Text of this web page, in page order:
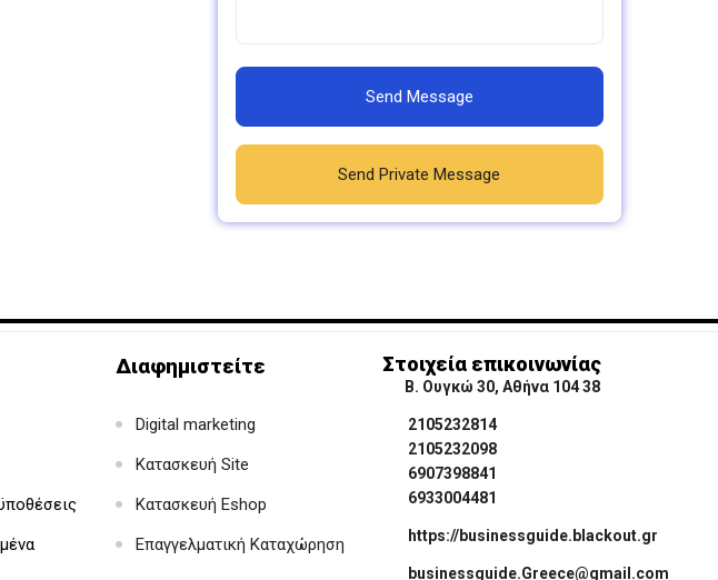
Send Message
Send Private Message
Διαφημιστείτε
Digital marketing
Κατασκευή Site
Κατασκευή Eshop
Επαγγελματική Καταχώρηση
Στοιχεία επικοινωνίας
Β. Ουγκώ 30, Αθήνα 104 38
2105232814
2105232098
6907398841
6933004481
https://businessguide.blackout.gr
businessguide.Greece@gmail.com